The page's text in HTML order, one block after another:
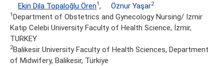
Ekin Dila Topaloğlu Ören1 , Öznur Yaşar2
1 Department of Obstetrics and Gynecology Nursing/ Izmir
Katip Celebi University Faculty of Health Science, İzmir,
TURKEY
2Balikesir University Faculty of Health Sciences, Department
of Midwifery, Balikesir, Türkiye